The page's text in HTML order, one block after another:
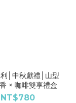
│中秋獻禮│山型
× 咖啡雙享禮盒
NT$780